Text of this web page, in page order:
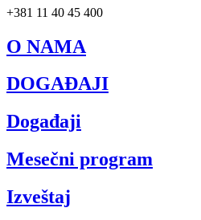
+381 11 40 45 400
O NAMA
DOGAĐAJI
Događaji
Mesečni program
Izveštaj